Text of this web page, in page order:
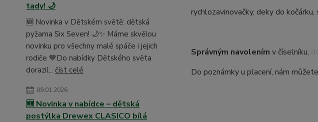
tady! 🌙
🆕 Novinka v Dětském světě: dětská
pyžama Six Seven! 🌙✨ Máme skvělou
novinku pro všechny malé spáče i jejich
rodiče 💙Do nabídky Dětského světa
dorazil... číst celé
09.01.2026
🆕 Novinka v nabídce – dětská
postýlka Drewex CLASICO bílá
rychlozavinovačky, deky do
Správným navolením v číselníku,
Do poznámky u placení, nám